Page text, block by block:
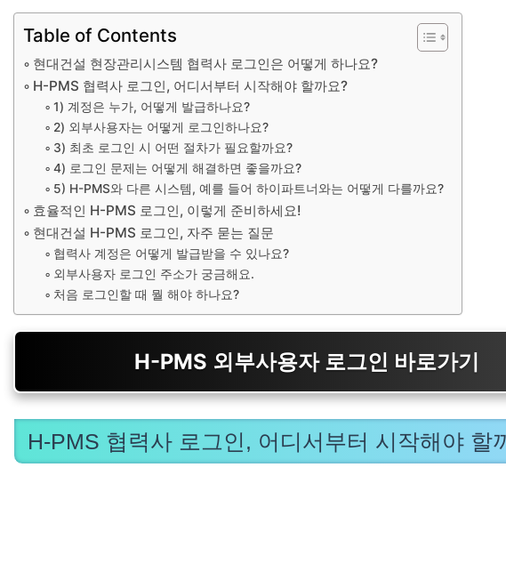
Table of Contents
현대건설 현장관리시스템 협력사 로그인은 어떻게 하나요?
H-PMS 협력사 로그인, 어디서부터 시작해야 할까요?
1) 계정은 누가, 어떻게 발급하나요?
2) 외부사용자는 어떻게 로그인하나요?
3) 최초 로그인 시 어떤 절차가 필요할까요?
4) 로그인 문제는 어떻게 해결하면 좋을까요?
5) H-PMS와 다른 시스템, 예를 들어 하이파트너와는 어떻게 다를까요?
효율적인 H-PMS 로그인, 이렇게 준비하세요!
현대건설 H-PMS 로그인, 자주 묻는 질문
협력사 계정은 어떻게 발급받을 수 있나요?
외부사용자 로그인 주소가 궁금해요.
처음 로그인할 때 뭘 해야 하나요?
H-PMS 외부사용자 로그인 바로가기
H-PMS 협력사 로그인, 어디서부터 시작해야 할